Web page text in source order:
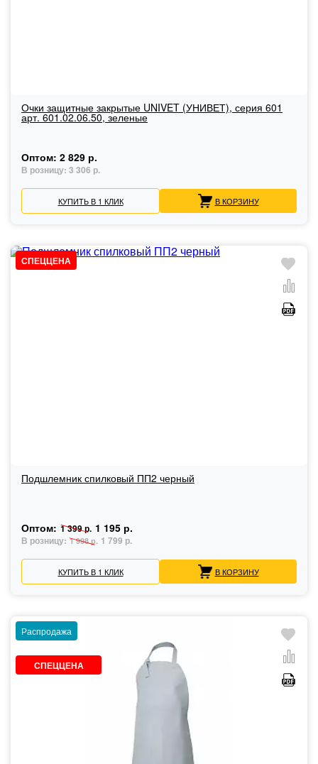
Очки защитные закрытые UNIVET (УНИВЕТ), серия 601
арт. 601.02.06.50, зеленые
Оптом: 2 829 р.
В розницу: 3 306 р.
КУПИТЬ В 1 КЛИК В КОРЗИНУ
СПЕЦЦЕНА
Подшлемник спилковый ПП2 черный
Оптом: 1 399 р. 1 195 р.
В розницу: 1 998 р. 1 799 р.
КУПИТЬ В 1 КЛИК В КОРЗИНУ
Распродажа
СПЕЦЦЕНА